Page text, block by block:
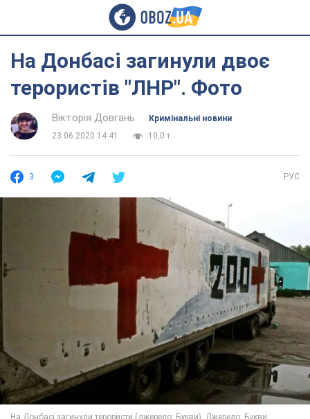
На Донбасі загинули двоє
терористів "ЛНР". Фото
Вікторія Довгань
Кримінальні новини
23.06.2020 14:41
10,0 т.
3 РУС